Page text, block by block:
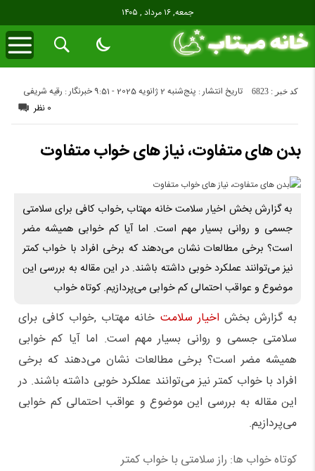
جمعه, ۱۶ مرداد , ۱۴۰۵
تاریخ انتشار : پنج‌شنبه 2 ژانویه 2025 - 9:51 خبرنگار : رقیه شریفی کد خبر : 6823
0 نظر
بدن‌ های متفاوت، نیاز های خواب متفاوت
به گزارش بخش اخیار سلامت خانه مهتاب ,خواب کافی برای سلامتی
جسمی و روانی بسیار مهم است. اما آیا کم خوابی همیشه مضر
است؟ برخی مطالعات نشان می‌دهند که برخی افراد با خواب کمتر
نیز می‌توانند عملکرد خوبی داشته باشند. در این مقاله به بررسی این
موضوع و عواقب احتمالی کم خوابی می‌پردازیم. کوتاه‌ خواب‌
به گزارش بخش اخیار سلامت خانه مهتاب ,خواب کافی برای
سلامتی جسمی و روانی بسیار مهم است. اما آیا کم خوابی
همیشه مضر است؟ برخی مطالعات نشان می‌دهند که برخی
افراد با خواب کمتر نیز می‌توانند عملکرد خوبی داشته باشند. در
این مقاله به بررسی این موضوع و عواقب احتمالی کم خوابی
می‌پردازیم.
کوتاه‌ خواب‌ ها: راز سلامتی با خواب کمتر